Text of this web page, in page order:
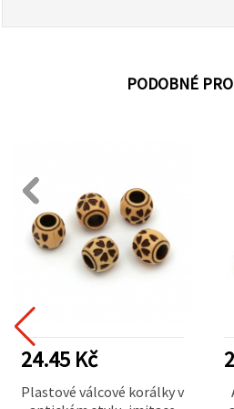
PODOBNÉ
24.45 Kč
Plastové válcové korálky v